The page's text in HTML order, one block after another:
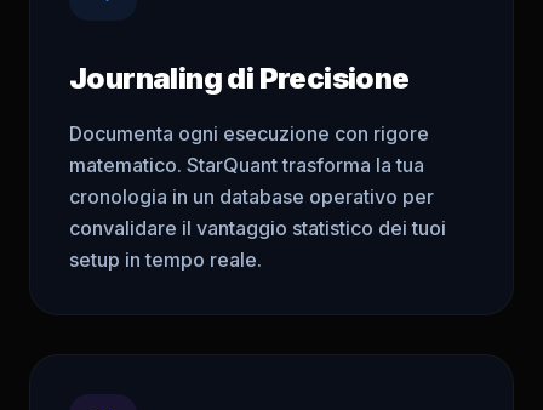
Journaling di Precisione
Documenta ogni esecuzione con rigore
matematico. StarQuant trasforma la tua
cronologia in un database operativo per
convalidare il vantaggio statistico dei tuoi
setup in tempo reale.